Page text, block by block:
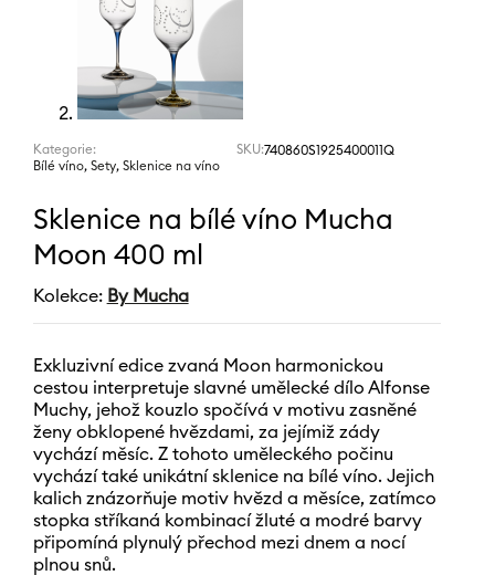
Kategorie:
Bílé víno, Sety, Sklenice na víno
SKU:740860S1925400011Q
Sklenice na bílé víno Mucha
Moon 400 ml
Kolekce: By Mucha
Exkluzivní edice zvaná Moon harmonickou
cestou interpretuje slavné umělecké dílo Alfonse
Muchy, jehož kouzlo spočívá v motivu zasněné
ženy obklopené hvězdami, za jejímiž zády
vychází měsíc. Z tohoto uměleckého počinu
vychází také unikátní sklenice na bílé víno. Jejich
kalich znázorňuje motiv hvězd a měsíce, zatímco
stopka stříkaná kombinací žluté a modré barvy
připomíná plynulý přechod mezi dnem a nocí
plnou snů.